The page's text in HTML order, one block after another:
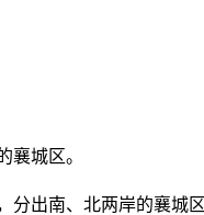
襄城区。
分出南、北两岸的襄城